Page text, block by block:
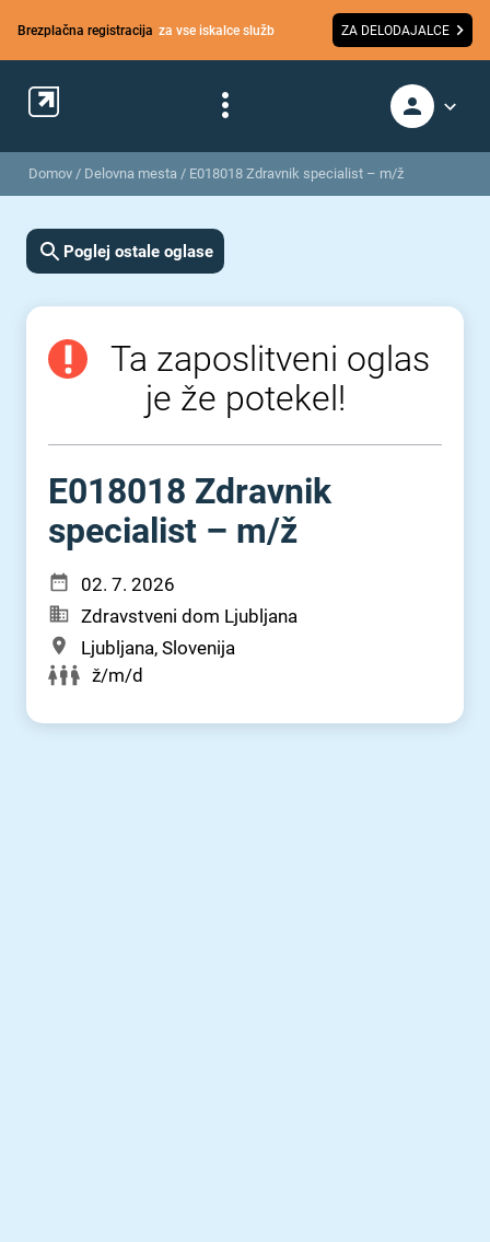
Brezplačna registracija za vse iskalce služb ZA DELODAJALCE
Domov / Delovna mesta / E018018 Zdravnik specialist – m/ž
Poglej ostale oglase
Ta zaposlitveni oglas
je že potekel!
E018018 Zdravnik
specialist – m⁠/⁠ž
02. 7. 2026
Zdravstveni dom Ljubljana
Ljubljana, Slovenija
ž/m/d